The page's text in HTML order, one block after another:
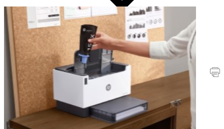
Imprimantes
Promotions